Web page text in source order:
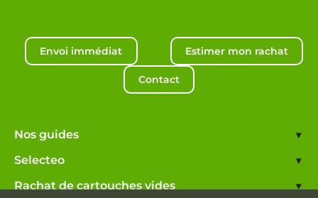
Envoi immédiat Estimer mon rachat
Contact
Nos guides ▾
Selecteo ▾
Rachat de cartouches vides ▾